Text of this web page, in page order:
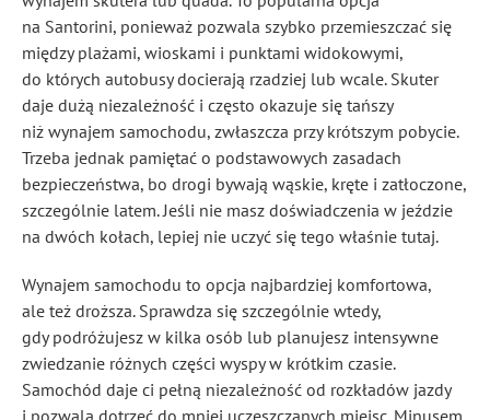
na Santorini, ponieważ pozwala szybko przemieszczać się
między plażami, wioskami i punktami widokowymi,
do których autobusy docierają rzadziej lub wcale. Skuter
daje dużą niezależność i często okazuje się tańszy
niż wynajem samochodu, zwłaszcza przy krótszym pobycie.
Trzeba jednak pamiętać o podstawowych zasadach
bezpieczeństwa, bo drogi bywają wąskie, kręte i zatłoczone,
szczególnie latem. Jeśli nie masz doświadczenia w jeździe
na dwóch kołach, lepiej nie uczyć się tego właśnie tutaj.
Wynajem samochodu to opcja najbardziej komfortowa,
ale też droższa. Sprawdza się szczególnie wtedy,
gdy podróżujesz w kilka osób lub planujesz intensywne
zwiedzanie różnych części wyspy w krótkim czasie.
Samochód daje ci pełną niezależność od rozkładów jazdy
i pozwala dotrzeć do mniej uczęszczanych miejsc. Minusem